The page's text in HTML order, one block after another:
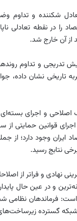
شکننده و تداوم
را در نقطه تعادلی
از آن خارج شد.
تدریجی و تداوم
تاریخی نشان
و اجرای بسته‌ای
قوانین حمایتی از
ایران وجود دارد؛ از
نتابج رسید.
نهادی و فراتر از
و در عین حال
است: فرماندهان نظامی
گسترده